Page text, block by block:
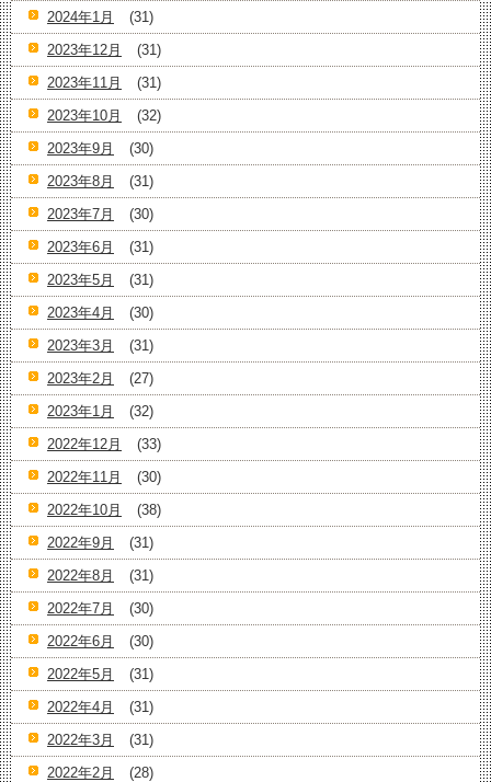
2024年1月
(31)
2023年12月
(31)
2023年11月
(31)
2023年10月
(32)
2023年9月
(30)
2023年8月
(31)
2023年7月
(30)
2023年6月
(31)
2023年5月
(31)
2023年4月
(30)
2023年3月
(31)
2023年2月
(27)
2023年1月
(32)
2022年12月
(33)
2022年11月
(30)
2022年10月
(38)
2022年9月
(31)
2022年8月
(31)
2022年7月
(30)
2022年6月
(30)
2022年5月
(31)
2022年4月
(31)
2022年3月
(31)
2022年2月
(28)